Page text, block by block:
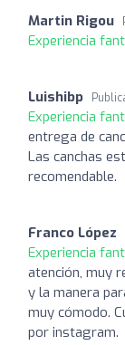
Martin Rigou
Experiencia
Luishibp
Experiencia
entrega de
Las canchas
recomendable.
Franco López
Experiencia
atención, muy
y la manera
muy cómodo.
por instagram.